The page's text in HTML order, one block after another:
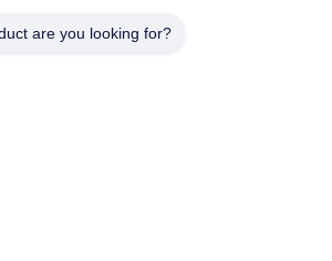
tech Zone, Hefei, Anhui, China
are you looking for?